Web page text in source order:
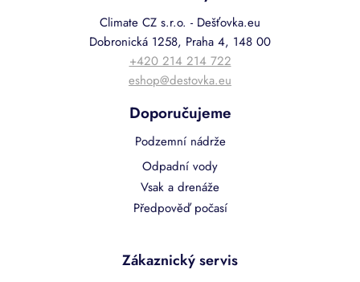
Climate CZ s.r.o. - Dešťovka.eu
Dobronická 1258, Praha 4, 148 00
+420 214 214 722
eshop@destovka.eu
Doporučujeme
Podzemní nádrže
Odpadní vody
Vsak a drenáže
Předpověď počasí
Zákaznický servis